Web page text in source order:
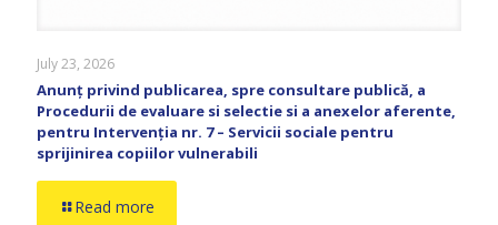
July 23, 2026
Anunț privind publicarea, spre consultare publică, a
Procedurii de evaluare si selectie si a anexelor aferente,
pentru Intervenția nr. 7 – Servicii sociale pentru
sprijinirea copiilor vulnerabili
Read more